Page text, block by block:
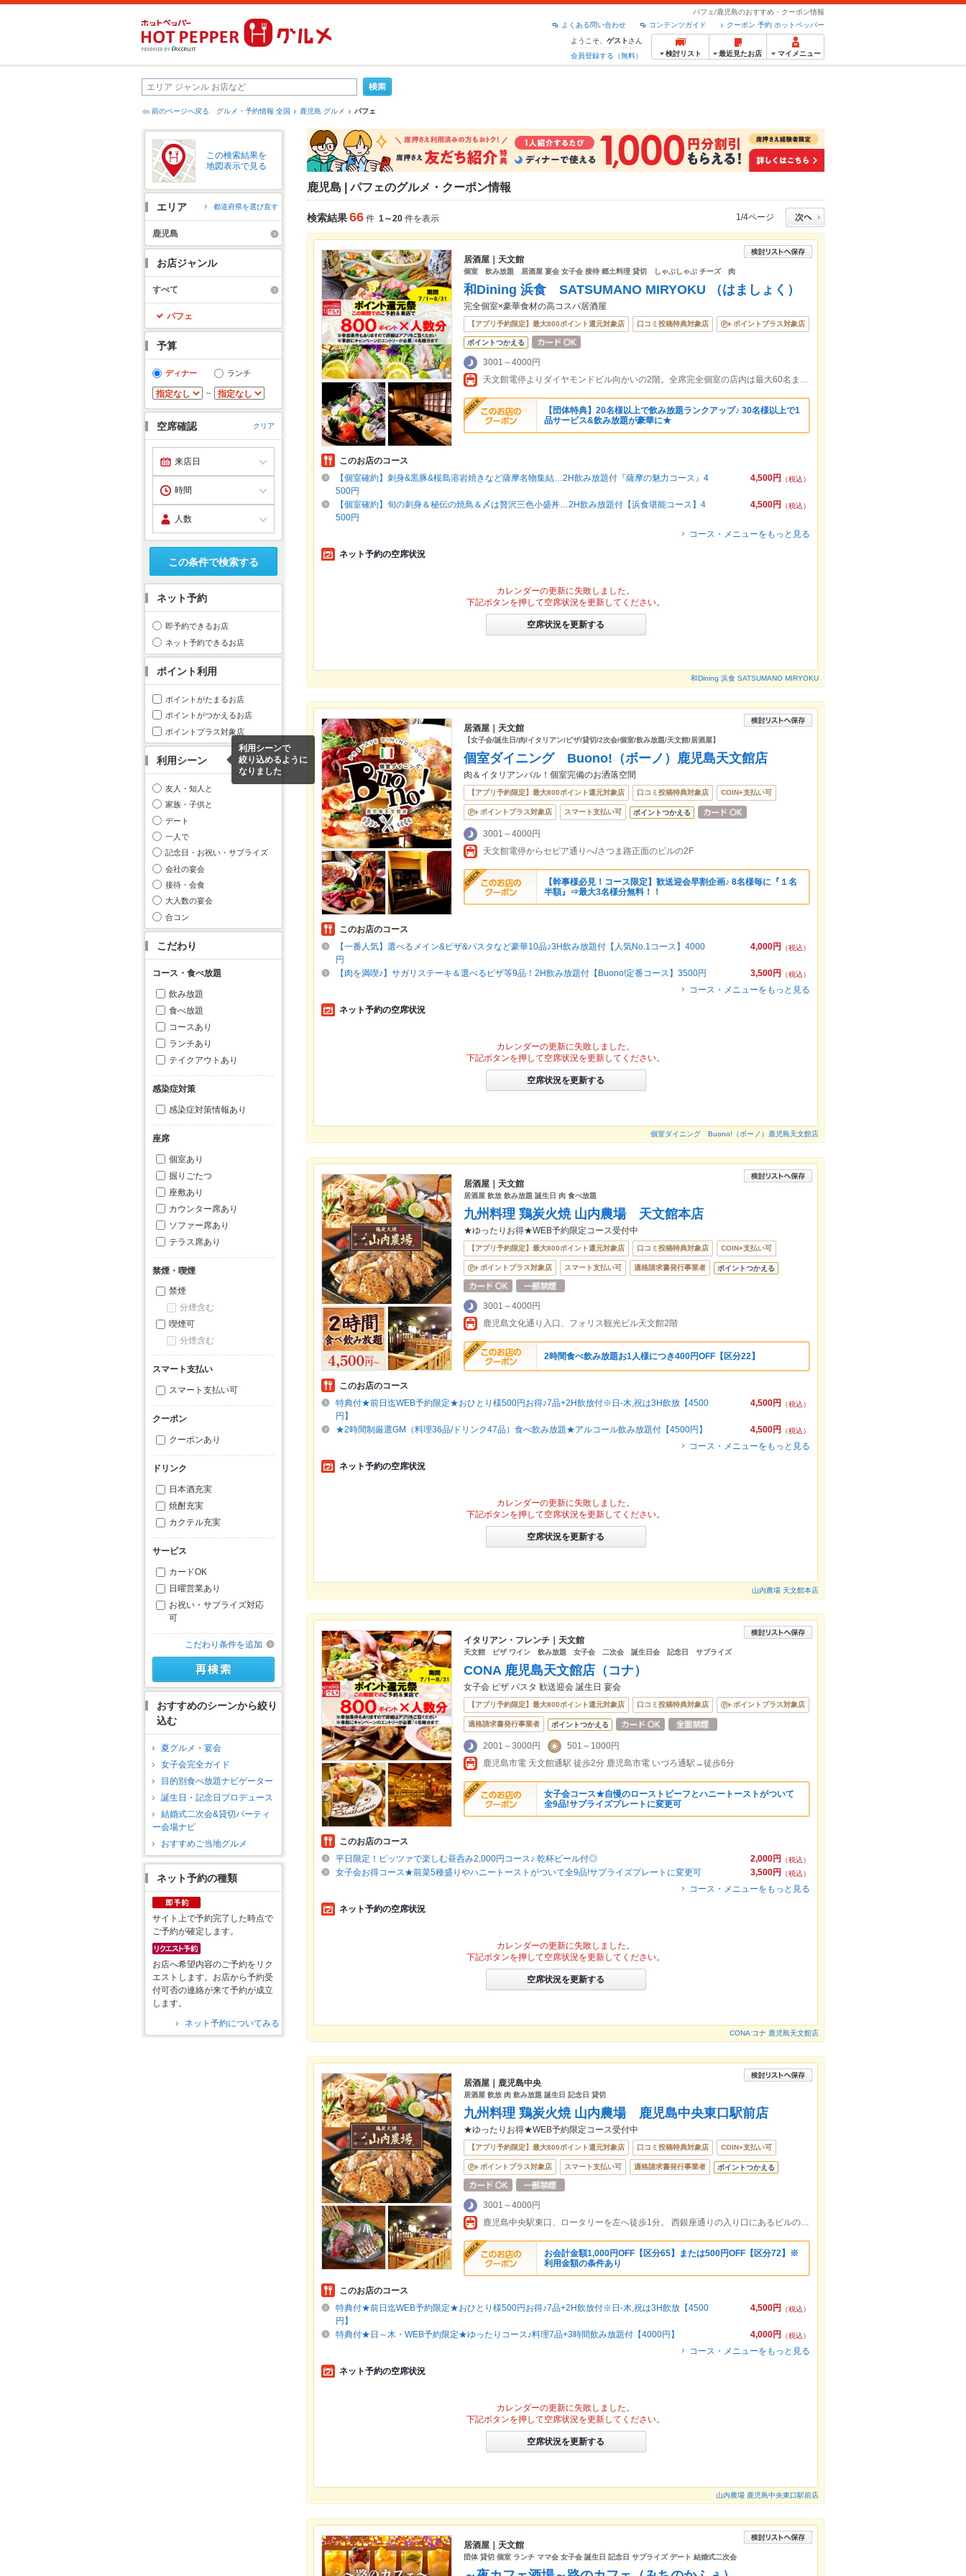
パフェ/鹿児島のおすすめ・クーポン情報
クーポン 予約 ホットペッパー
コンテンツガイド
よくある問い合わせ
ようこそ、 ゲスト さん
会員登録する（無料）
検討リスト 最近見たお店 マイメニュー
前のページへ戻る グルメ・予約情報 全国 鹿児島 グルメ パフェ
この検索結果を
地図表示で見る
エリア 都道府県を選び直す
鹿児島
お店ジャンル
すべて
パフェ
予算
ディナー ランチ
～
空席確認 クリア
この条件で検索する
ネット予約
即予約できるお店
ネット予約できるお店
ポイント利用
ポイントがたまるお店
ポイントがつかえるお店
ポイントプラス対象店
利用シーン
利用シーンで
絞り込めるように
なりました
友人・知人と
家族・子供と
デート
一人で
記念日・お祝い・サプライズ
会社の宴会
接待・会食
大人数の宴会
合コン
こだわり
コース・食べ放題
飲み放題
食べ放題
コースあり
ランチあり
テイクアウトあり
感染症対策
感染症対策情報あり
座席
個室あり
掘りごたつ
座敷あり
カウンター席あり
ソファー席あり
テラス席あり
禁煙・喫煙
禁煙
分煙含む
喫煙可
分煙含む
スマート支払い
スマート支払い可
クーポン
クーポンあり
ドリンク
日本酒充実
焼酎充実
カクテル充実
サービス
カードOK
日曜営業あり
お祝い・サプライズ対応
可
こだわり条件を追加
おすすめのシーンから絞り
込む
夏グルメ・宴会
女子会完全ガイド
目的別食べ放題ナビゲーター
誕生日・記念日プロデュース
結婚式二次会&貸切パーティ
ー会場ナビ
おすすめご当地グルメ
ネット予約の種類
サイト上で予約完了した時点で
ご予約が確定します。
お店へ希望内容のご予約をリク
エストします。お店から予約受
付可否の連絡が来て予約が成立
します。
ネット予約についてみる
鹿児島 | パフェのグルメ・クーポン情報
検索結果66 件 1～20 件を表示 1/4ページ
居酒屋｜天文館
個室 飲み放題 居酒屋 宴会 女子会 接待 郷土料理 貸切 しゃぶしゃぶ チーズ 肉
和Dining 浜食 SATSUMANO MIRYOKU （はましょく）
完全個室×豪華食材の高コスパ居酒屋
【アプリ予約限定】最大800ポイント還元対象店 口コミ投稿特典対象店 ポイントプラス対象店
ポイントつかえる
3001～4000円
天文館電停よりダイヤモンドビル向かいの2階。全席完全個室の店内は最大60名まで入れる！
【団体特典】20名様以上で飲み放題ランクアップ♪ 30名様以上で1
品サービス&飲み放題が豪華に★
このお店のコース
4,500円
（税込）
【個室確約】刺身&黒豚&桜島溶岩焼きなど薩摩名物集結…2H飲み放題付『薩摩の魅力コース』4
500円
4,500円
（税込）
【個室確約】旬の刺身＆秘伝の焼鳥＆〆は贅沢三色小盛丼…2H飲み放題付【浜食堪能コース】4
500円
コース・メニューをもっと見る
ネット予約の空席状況
カレンダーの更新に失敗しました。
下記ボタンを押して空席状況を更新してください。
空席状況を更新する
和Dining 浜食 SATSUMANO MIRYOKU
居酒屋｜天文館
【女子会/誕生日/肉/イタリアン/ピザ/貸切/2次会/個室/飲み放題/天文館/居酒屋】
個室ダイニング Buono!（ボーノ）鹿児島天文館店
肉＆イタリアンバル！個室完備のお洒落空間
【アプリ予約限定】最大800ポイント還元対象店 口コミ投稿特典対象店 COIN+支払い可
ポイントプラス対象店 スマート支払い可 ポイントつかえる
3001～4000円
天文館電停からセピア通りへ/さつま路正面のビルの2F
【幹事様必見！コース限定】歓送迎会早割企画♪ 8名様毎に『１名
半額』⇒最大3名様分無料！！
このお店のコース
4,000円
（税込）
【一番人気】選べるメイン&ピザ&パスタなど豪華10品♪3H飲み放題付【人気No.1コース】4000
円
3,500円
（税込）
【肉を満喫♪】サガリステーキ＆選べるピザ等9品！2H飲み放題付【Buono!定番コース】3500円
コース・メニューをもっと見る
ネット予約の空席状況
カレンダーの更新に失敗しました。
下記ボタンを押して空席状況を更新してください。
空席状況を更新する
個室ダイニング Buono!（ボーノ）鹿児島天文館店
居酒屋｜天文館
居酒屋 飲放 飲み放題 誕生日 肉 食べ放題
九州料理 鶏炭火焼 山内農場 天文館本店
★ゆったりお得★WEB予約限定コース受付中
【アプリ予約限定】最大800ポイント還元対象店 口コミ投稿特典対象店 COIN+支払い可
ポイントプラス対象店 スマート支払い可 適格請求書発行事業者 ポイントつかえる
3001～4000円
鹿児島文化通り入口、フォリス観光ビル天文館2階
2時間食べ飲み放題お1人様につき400円OFF【区分22】
このお店のコース
4,500円
（税込）
特典付★前日迄WEB予約限定★おひとり様500円お得♪7品+2H飲放付※日-木,祝は3H飲放【4500
円】
4,500円
（税込）
★2時間制厳選GM（料理36品/ドリンク47品）食べ飲み放題★アルコール飲み放題付【4500円】
コース・メニューをもっと見る
ネット予約の空席状況
カレンダーの更新に失敗しました。
下記ボタンを押して空席状況を更新してください。
空席状況を更新する
山内農場 天文館本店
イタリアン・フレンチ｜天文館
天文館 ピザ ワイン 飲み放題 女子会 二次会 誕生日会 記念日 サプライズ
CONA 鹿児島天文館店（コナ）
女子会 ピザ パスタ 歓送迎会 誕生日 宴会
【アプリ予約限定】最大800ポイント還元対象店 口コミ投稿特典対象店 ポイントプラス対象店
適格請求書発行事業者 ポイントつかえる
2001～3000円
501～1000円
鹿児島市電 天文館通駅 徒歩2分 鹿児島市電 いづろ通駅→徒歩6分
女子会コース★自慢のローストビーフとハニートーストがついて
全9品!サプライズプレートに変更可
このお店のコース
2,000円
（税込）
平日限定！ピッツァで楽しむ昼呑み2,000円コース♪ 乾杯ビール付◎
3,500円
（税込）
女子会お得コース★前菜5種盛りやハニートーストがついて全9品!サプライズプレートに変更可
コース・メニューをもっと見る
ネット予約の空席状況
カレンダーの更新に失敗しました。
下記ボタンを押して空席状況を更新してください。
空席状況を更新する
CONA コナ 鹿児島天文館店
居酒屋｜鹿児島中央
居酒屋 飲放 肉 飲み放題 誕生日 記念日 貸切
九州料理 鶏炭火焼 山内農場 鹿児島中央東口駅前店
★ゆったりお得★WEB予約限定コース受付中
【アプリ予約限定】最大800ポイント還元対象店 口コミ投稿特典対象店 COIN+支払い可
ポイントプラス対象店 スマート支払い可 適格請求書発行事業者 ポイントつかえる
3001～4000円
鹿児島中央駅東口、ロータリーを左へ徒歩1分。 西銀座通りの入り口にあるビルの5階です。
お会計金額1,000円OFF【区分65】または500円OFF【区分72】※
利用金額の条件あり
このお店のコース
4,500円
（税込）
特典付★前日迄WEB予約限定★おひとり様500円お得♪7品+2H飲放付※日-木,祝は3H飲放【4500
円】
4,000円
（税込）
特典付★日～木・WEB予約限定★ゆったりコース♪料理7品+3時間飲み放題付【4000円】
コース・メニューをもっと見る
ネット予約の空席状況
カレンダーの更新に失敗しました。
下記ボタンを押して空席状況を更新してください。
空席状況を更新する
山内農場 鹿児島中央東口駅前店
居酒屋｜天文館
団体 貸切 個室 ランチ ママ会 女子会 誕生日 記念日 サプライズ デート 結婚式二次会